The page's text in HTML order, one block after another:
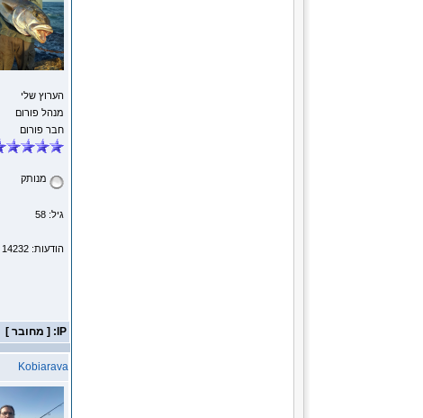
הערוץ שלי
מנהל פורום
חבר פורום
מנותק
גיל: 58
הודעות: 14232
Kobiarava